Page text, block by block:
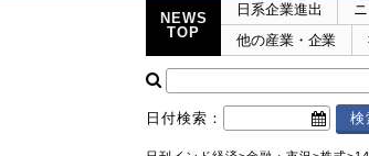
NEWS
TOP
日系企業進出
他の産業・企業
日付検索：